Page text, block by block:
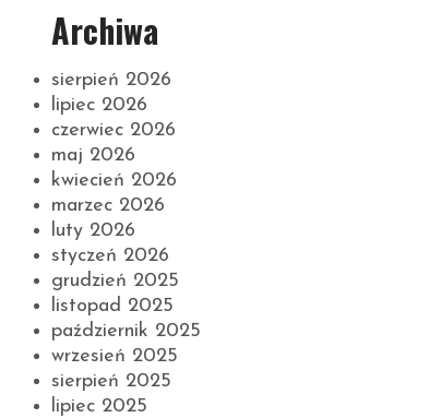
Archiwa
sierpień 2026
lipiec 2026
czerwiec 2026
maj 2026
kwiecień 2026
marzec 2026
luty 2026
styczeń 2026
grudzień 2025
listopad 2025
październik 2025
wrzesień 2025
sierpień 2025
lipiec 2025